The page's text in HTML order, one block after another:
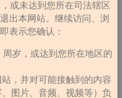
或未达到您所在司法辖区
出本网站。继续访问、浏
表示您确认：
岁，或达到您所在地区的
，并对可能接触到的内容
、图片、音频、视频等）负